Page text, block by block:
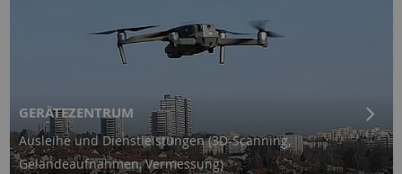
GERÄTEZENTRUM
Ausleihe und Dienstleistungen (3D-Scanning,
Geländeaufnahmen, Vermessung)